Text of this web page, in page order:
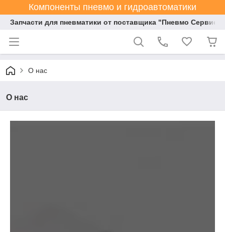
Компоненты пневмо и гидроавтоматики
Запчасти для пневматики от поставщика "Пневмо Сервис
О нас
О нас